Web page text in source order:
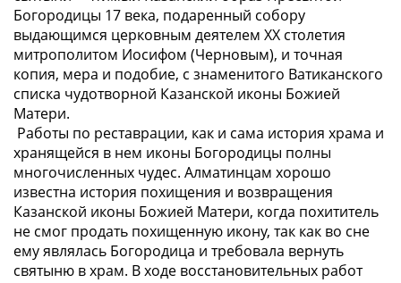
Богородицы 17 века, подаренный собору
выдающимся церковным деятелем ХХ столетия
митрополитом Иосифом (Черновым), и точная
копия, мера и подобие, с знаменитого Ватиканского
списка чудотворной Казанской иконы Божией
Матери.
Работы по реставрации, как и сама история храма и
хранящейся в нем иконы Богородицы полны
многочисленных чудес. Алматинцам хорошо
известна история похищения и возвращения
Казанской иконы Божией Матери, когда похититель
не смог продать похищенную икону, так как во сне
ему являлась Богородица и требовала вернуть
святыню в храм. В ходе восстановительных работ